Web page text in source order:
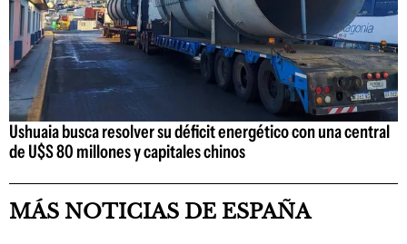
Ushuaia busca resolver su déficit energético con una central
de U$S 80 millones y capitales chinos
MÁS NOTICIAS DE ESPAÑA